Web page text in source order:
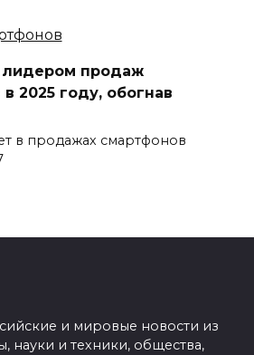
лидером продаж
2025 году, обогнав
в продажах смартфонов
и мировые новости из
науки и техники, общества,